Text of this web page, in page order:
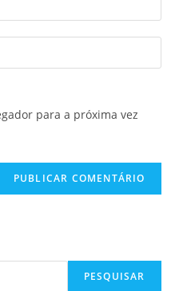
para a próxima vez
PESQUISAR